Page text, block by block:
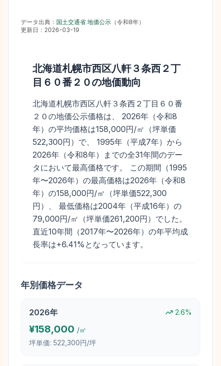
データ出典： 国土交通省 地価公示 （令和8年）
更新日： 2026-03-19
北海道札幌市西区八軒３条西２丁
目６０番２０の地価動向
北海道札幌市西区八軒３条西２丁目６０番
２０の地価公示価格は、 2026年（令和8
年）の平均価格は158,000円/㎡（坪単価
522,300円）で、 1995年（平成7年）から
2026年（令和8年）までの全31年間のデー
タにおいて最高価格です。 この期間（1995
年〜2026年）の最高価格は2026年（令和8
年）の158,000円/㎡（坪単価522,300
円）、 最低価格は2004年（平成16年）の
79,000円/㎡（坪単価261,200円）でした。
直近10年間（2017年〜2026年）の年平均成
長率は+6.41%となっています。
年別価格データ
2026年 2.6%
¥158,000 /㎡
坪単価: 522,300円/坪